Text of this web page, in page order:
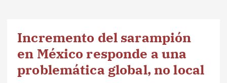
Incremento del sarampión
en México responde a una
problemática global, no local